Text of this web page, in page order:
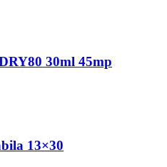
30ml 45mp
13×30